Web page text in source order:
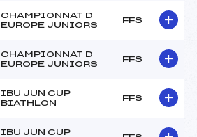
CHAMPIONNAT D
EUROPE JUNIORS
FFS
CHAMPIONNAT D
EUROPE JUNIORS
FFS
IBU JUN CUP
BIATHLON
FFS
IBU JUN CUP